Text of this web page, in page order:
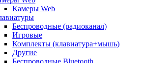
Камеры Web
Беспроводные (радиоканал)
Игровые
Комплекты (клавиатура+мышь)
Другие
Беспроводные Bluetooth